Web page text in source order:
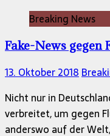
Breaking News
Fake-News gegen
13. Oktober 2018
Nicht nur in
verbreitet, um gegen
anderswo auf der